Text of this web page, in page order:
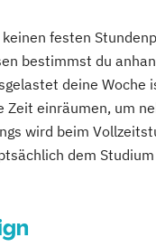
festen
bestimmst du
deine Woche
Zeit einräumen, um
wird beim
dem